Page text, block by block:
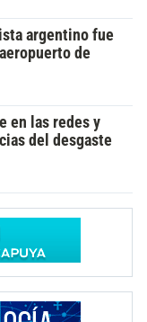
argentino fue
de
en las redes y
del desgaste